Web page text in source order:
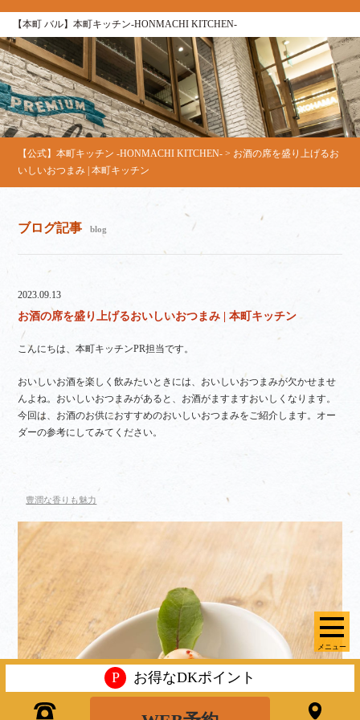
【本町 バル】本町キッチン‐HONMACHI KITCHEN‐
メニュー
【公式】本町キッチン ‐HONMACHI KITCHEN‐ > お酒の席を盛り上げるお
いしいおつまみ | 本町キッチン
ブログ記事 blog
2023.09.13
お酒の席を盛り上げるおいしいおつまみ | 本町キッチン
こんにちは、本町キッチンPR担当です。
おいしいお酒を楽しく飲みたいときには、おいしいおつまみが欠かせませ
んよね。おいしいおつまみがあると、お酒がますますおいしくなります。
今回は、お酒のお供におすすめのおいしいおつまみをご紹介します。オー
ダーの参考にしてみてください。
豊潤な香りも魅力
P お得なDKポイント